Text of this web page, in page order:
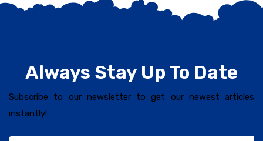
Always Stay Up To Date
Subscribe to our newsletter to get our newest articles
instantly!